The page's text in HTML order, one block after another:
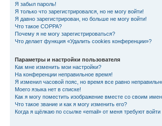
Я забыл пароль!
Я только что зарегистрировался, но не могу войти!
Я давно зарегистрирован, но больше не могу войти!
Что такое COPPA?
Почему я не могу зарегистрироваться?
Что делает функция «Удалить cookies конференции»?
Параметры и настройки пользователя
Как мне изменить мои настройки?
На конференции неправильное время!
Я изменил часовой пояс, но время все равно
Моего языка нет в списке!
Как я могу поместить изображение вместе со своим
Что такое звание и как я могу изменить его?
Когда я щёлкаю по ссылке «email» от меня требуют